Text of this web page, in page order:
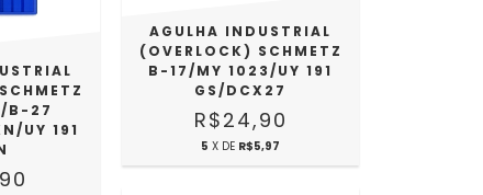
B-27
UY 191
AGULHA INDUSTRIAL
(OVERLOCK) SCHMETZ
B-17/MY 1023/UY 191
GS/DCX27
R$24,90
5 X DE R$5,97